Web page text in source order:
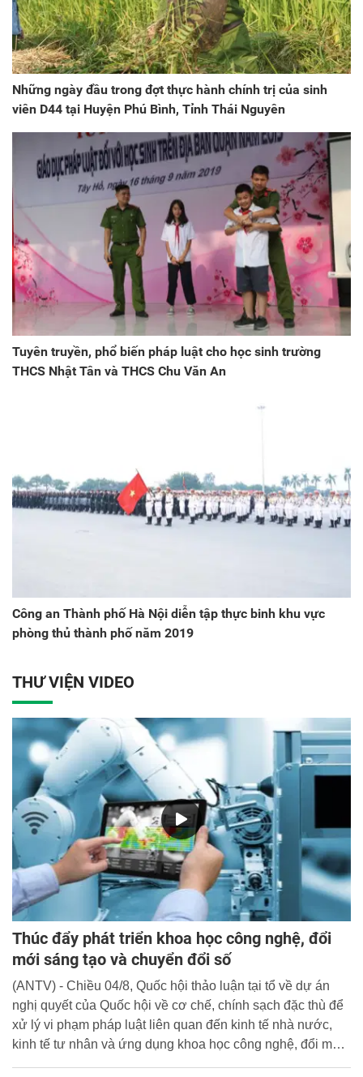
Những ngày đầu trong đợt thực hành chính trị của sinh
viên D44 tại Huyện Phú Bình, Tỉnh Thái Nguyên
Tuyên truyền, phổ biến pháp luật cho học sinh trường
THCS Nhật Tân và THCS Chu Văn An
Công an Thành phố Hà Nội diễn tập thực binh khu vực
phòng thủ thành phố năm 2019
THƯ VIỆN VIDEO
Thúc đẩy phát triển khoa học công nghệ, đổi
mới sáng tạo và chuyển đổi số
(ANTV) - Chiều 04/8, Quốc hội thảo luận tại tổ về dự án
nghị quyết của Quốc hội về cơ chế, chính sạch đặc thù để
xử lý vi phạm pháp luật liên quan đến kinh tế nhà nước,
kinh tế tư nhân và ứng dụng khoa học công nghệ, đổi mới